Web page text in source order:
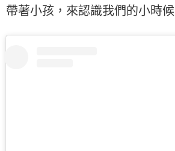
帶著小孩，來認識我們的小時候